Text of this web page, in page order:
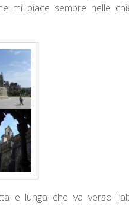
mi piace sempre nelle
e lunga che va verso